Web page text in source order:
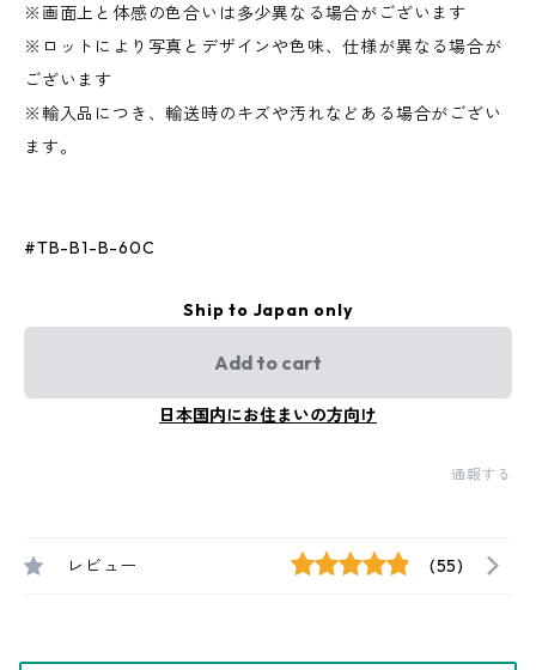
※画面上と体感の色合いは多少異なる場合がございます
※ロットにより写真とデザインや色味、仕様が異なる場合が
ございます
※輸入品につき、輸送時のキズや汚れなどある場合がござい
ます。
#TB-B1-B-60C
Ship to Japan only
Add to cart
日本国内にお住まいの方向け
通報する
レビュー (55)